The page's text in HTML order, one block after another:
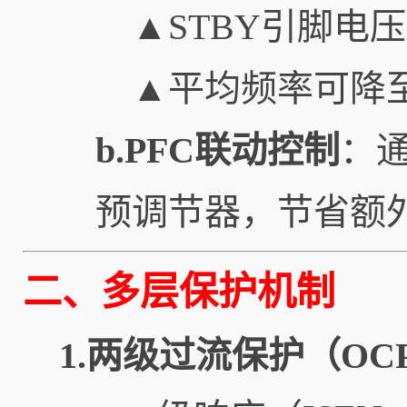
▲STBY引脚电
▲平均频率可降
b.PFC联动控制 ：
预调节器，节省额
二、多层保护机制
1.两级过流保护（